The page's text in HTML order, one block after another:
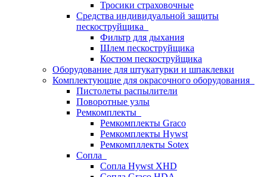
Тросики страховочные
Средства индивидуальной защиты
пескоструйщика
Фильтр для дыхания
Шлем пескоструйщика
Костюм пескоструйщика
Оборудование для штукатурки и шпаклевки
Комплектующие для окрасочного оборудования
Пистолеты распылители
Поворотные узлы
Ремкомплекты
Ремкомплекты Graco
Ремкомплекты Hywst
Ремкомпллекты Sotex
Сопла
Сопла Hywst XHD